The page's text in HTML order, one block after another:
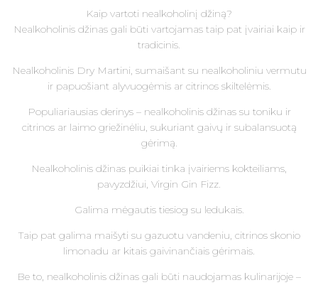
Kaip vartoti nealkoholinį džiną?
Nealkoholinis džinas gali būti vartojamas taip pat įvairiai kaip ir
tradicinis.
Nealkoholinis Dry Martini, sumaišant su nealkoholiniu vermutu
ir papuošiant alyvuogėmis ar citrinos skiltelėmis.
Populiariausias derinys – nealkoholinis džinas su toniku ir
citrinos ar laimo griežinėliu, sukuriant gaivų ir subalansuotą
gėrimą.
Nealkoholinis džinas puikiai tinka įvairiems kokteiliams,
pavyzdžiui, Virgin Gin Fizz.
Galima mėgautis tiesiog su ledukais.
Taip pat galima maišyti su gazuotu vandeniu, citrinos skonio
limonadu ar kitais gaivinančiais gėrimais.
Be to, nealkoholinis džinas gali būti naudojamas kulinarijoje –